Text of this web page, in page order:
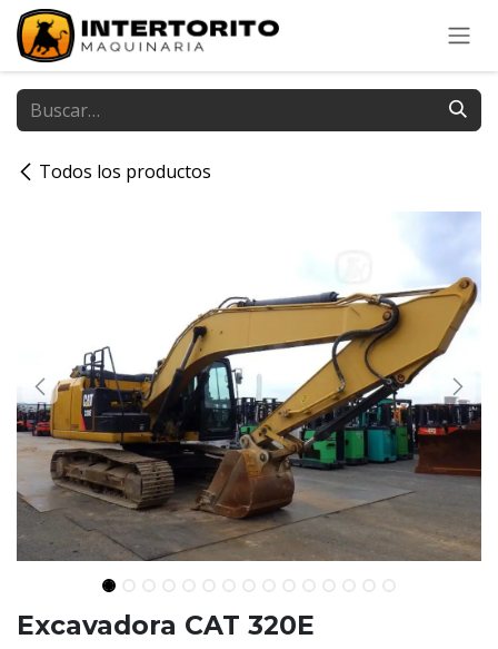
Ir al contenido
Todos los productos
Excavadora CAT 320E